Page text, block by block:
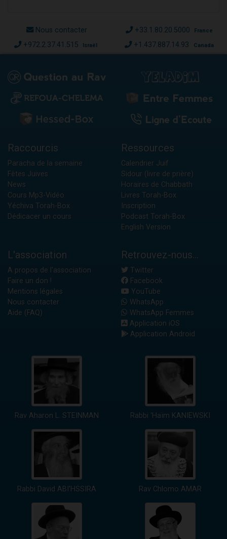
Nous contacter +33.1.80.20.5000 France
+972.2.37.41.515 Israël +1.437.887.14.93 Canada
Raccourcis
Paracha de la semaine
Fêtes Juives
News
Cours Mp3-Vidéo
Yéchiva Torah-Box
Dédicacer un cours
Ressources
Calendrier Juif
Sidour (livre de prière)
Horaires de Chabbath
Livres Torah-Box
Inscription
Podcast Torah-Box
English Version
L'association
A propos de l'association
Faire un don !
Mentions légales
Nous contacter
Aide (FAQ)
Retrouvez-nous...
Twitter
Facebook
YouTube
WhatsApp
WhatsApp Femmes
Application iOS
Application Android
Rav Aharon L. STEINMAN Rabbi 'Haïm KANIEWSKI
Rabbi David ABI'HSSIRA Rav Chlomo AMAR